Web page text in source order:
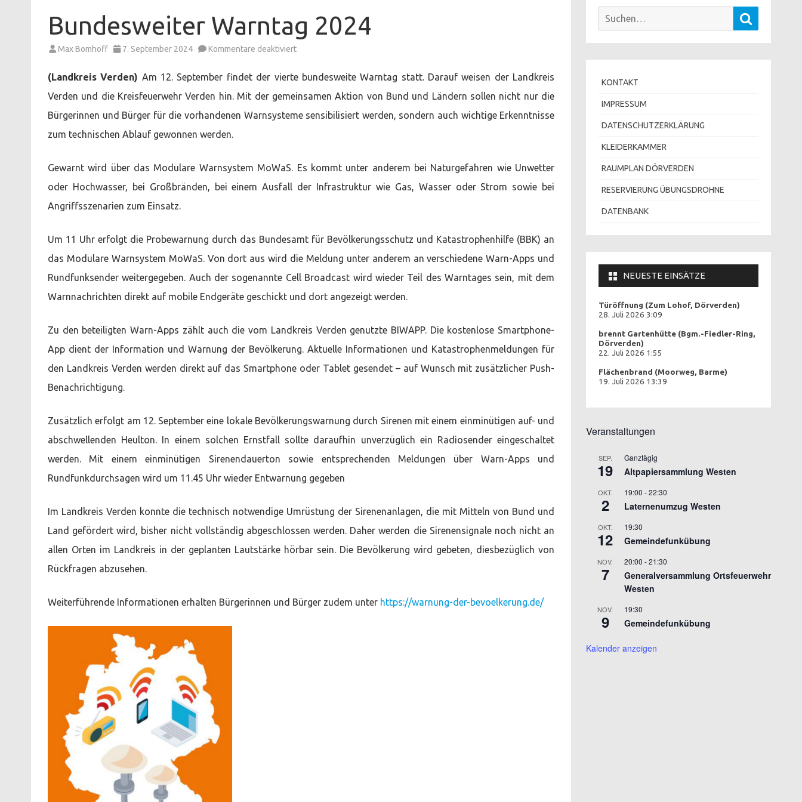
Bundesweiter Warntag 2024
Max Bomhoff 7. September 2024 Kommentare deaktiviertfür
2024
(Landkreis Verden) Am 12. September findet der vierte bundesweite Warntag statt. Darauf weisen der Landkreis
Verden und die Kreisfeuerwehr Verden hin. Mit der gemeinsamen Aktion von Bund und Ländern sollen nicht nur die
Bürgerinnen und Bürger für die vorhandenen Warnsysteme sensibilisiert werden, sondern auch wichtige Erkenntnisse
zum technischen Ablauf gewonnen werden.
Gewarnt wird über das Modulare Warnsystem MoWaS. Es kommt unter anderem bei Naturgefahren wie Unwetter
oder Hochwasser, bei Großbränden, bei einem Ausfall der Infrastruktur wie Gas, Wasser oder Strom sowie bei
Angriffsszenarien zum Einsatz.
Um 11 Uhr erfolgt die Probewarnung durch das Bundesamt für Bevölkerungsschutz und Katastrophenhilfe (BBK) an
das Modulare Warnsystem MoWaS. Von dort aus wird die Meldung unter anderem an verschiedene Warn-Apps und
Rundfunksender weitergegeben. Auch der sogenannte Cell Broadcast wird wieder Teil des Warntages sein, mit dem
Warnnachrichten direkt auf mobile Endgeräte geschickt und dort angezeigt werden.
Zu den beteiligten Warn-Apps zählt auch die vom Landkreis Verden genutzte BIWAPP. Die kostenlose Smartphone-
App dient der Information und Warnung der Bevölkerung. Aktuelle Informationen und Katastrophenmeldungen für
den Landkreis Verden werden direkt auf das Smartphone oder Tablet gesendet – auf Wunsch mit zusätzlicher Push-
Benachrichtigung.
Zusätzlich erfolgt am 12. September eine lokale Bevölkerungswarnung durch Sirenen mit einem einminütigen auf- und
abschwellenden Heulton. In einem solchen Ernstfall sollte daraufhin unverzüglich ein Radiosender eingeschaltet
werden. Mit einem einminütigen Sirenendauerton sowie entsprechenden Meldungen über Warn-Apps und
Rundfunkdurchsagen wird um 11.45 Uhr wieder Entwarnung gegeben
Im Landkreis Verden konnte die technisch notwendige Umrüstung der Sirenenanlagen, die mit Mitteln von Bund und
Land gefördert wird, bisher nicht vollständig abgeschlossen werden. Daher werden die Sirenensignale noch nicht an
allen Orten im Landkreis in der geplanten Lautstärke hörbar sein. Die Bevölkerung wird gebeten, diesbezüglich von
Rückfragen abzusehen.
Weiterführende Informationen erhalten Bürgerinnen und Bürger zudem unter https://warnung-der-bevoelkerung.de/
Suchen
KONTAKT
IMPRESSUM
DATENSCHUTZERKLÄRUNG
KLEIDERKAMMER
RAUMPLAN DÖRVERDEN
RESERVIERUNG ÜBUNGSDROHNE
DATENBANK
NEUESTE EINSÄTZE
Türöffnung (Zum Lohof, Dörverden)
28. Juli 2026 3:09
brennt Gartenhütte (Bgm.-Fiedler-Ring,
Dörverden)
22. Juli 2026 1:55
Flächenbrand (Moorweg, Barme)
19. Juli 2026 13:39
Veranstaltungen
SEP.
19
Ganztägig
Altpapiersammlung Westen
OKT.
2
19:00 -22:30
Laternenumzug Westen
OKT.
12
19:30
Gemeindefunkübung
NOV.
7
20:00 -21:30
Generalversammlung Ortsfeuerwehr
Westen
NOV.
9
19:30
Gemeindefunkübung
Kalender anzeigen